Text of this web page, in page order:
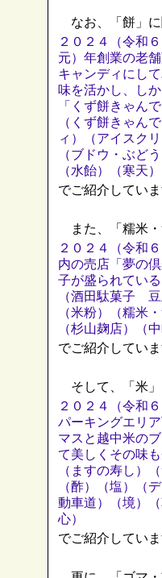
なお、「餅」に
２０２４（令和
元）年創業の老
キャンディにし
味を活かし、し
「くず餅きゃんで
（くず餅きゃん
ィ）（アイスク
（ブドウ・ぶど
（水飴）（寒天
でご紹介していま
また、「糯米・
２０２４（令和
内の売店「夢の
子が盛られてい
（酒田駄菓子
（米粉）（糯米
（杉山麹店）（
でご紹介していま
そして、「米」
２０２４（令和
パーキングエリ
マスと越中米の
て美しくその味
（ますの寿し）
（酢）（塩）（
動車道）（境）
心）
でご紹介していま